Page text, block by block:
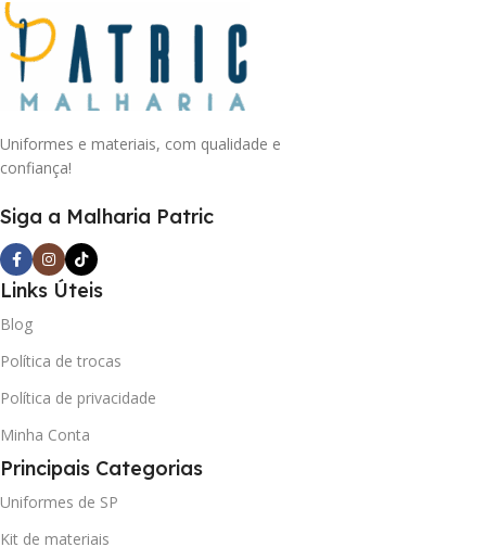
Uniformes e materiais, com qualidade e
confiança!
Siga a Malharia Patric
Links Úteis
Blog
Política de trocas
Política de privacidade
Minha Conta
Principais Categorias
Uniformes de SP
Kit de materiais